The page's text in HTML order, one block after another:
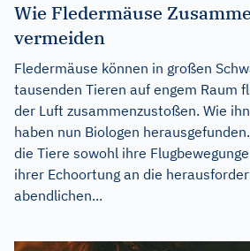
Wie Fledermäuse
vermeiden
Fledermäuse können in großen
tausenden Tieren auf engem Raum
der Luft zusammenzustoßen. Wie
haben nun Biologen
die Tiere sowohl ihre
ihrer Echoortung an die
abendlichen...